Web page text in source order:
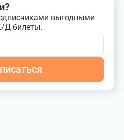
выгодными
Д билеты.